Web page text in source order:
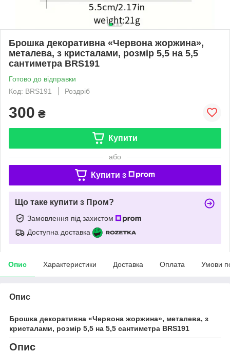
Брошка декоративна «Червона жоржина»,
металева, з кристалами, розмір 5,5 на 5,5
сантиметра BRS191
Готово до відправки
Код: BRS191
Роздріб
300 ₴
Купити
або
Купити з
Що таке купити з Пром?
Замовлення під захистом
Доступна доставка
Опис Характеристики Доставка Оплата Умови
Опис
Брошка декоративна «Червона жоржина», металева, з
кристалами, розмір 5,5 на 5,5 сантиметра BRS191
Опис